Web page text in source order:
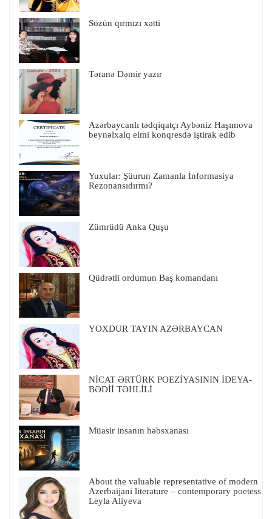
Sözün qırmızı xətti
Təranə Dəmir yazır
Azərbaycanlı tədqiqatçı Aybəniz Haşımova
beynəlxalq elmi konqresdə iştirak edib
Yuxular: Şüurun Zamanla İnformasiya
Rezonansıdırmı?
Zümrüdü Anka Quşu
Qüdrətli ordumun Baş komandanı
YOXDUR TAYIN AZƏRBAYCAN
NİCAT ƏRTÜRK POEZİYASININ İDEYA-
BƏDİİ TƏHLİLİ
Müasir insanın həbsxanası
About the valuable representative of modern
Azerbaijani literature – contemporary poetess
Leyla Aliyeva